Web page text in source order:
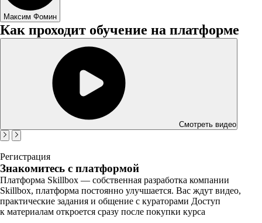
Максим Фомин
Как проходит обучение на платформе
Смотреть видео
Регистрация
Знакомитесь с платформой
Платформа Skillbox — собственная разработка компании
Skillbox, платформа постоянно улучшается. Вас ждут видео,
практические задания и общение с кураторами Доступ
к материалам откроется сразу после покупки курса